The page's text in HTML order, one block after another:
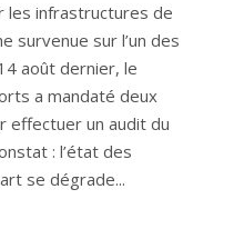
les infrastructures de
survenue sur l’un des
août dernier, le
a mandaté deux
effectuer un audit du
: l’état des
se dégrade...